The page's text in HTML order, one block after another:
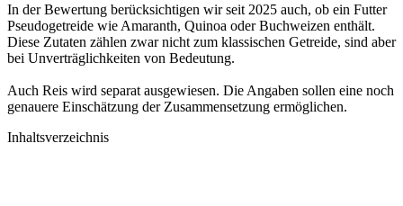
In der Bewertung berücksichtigen wir seit 2025 auch, ob ein Futter
Pseudogetreide wie Amaranth, Quinoa oder Buchweizen enthält.
Diese Zutaten zählen zwar nicht zum klassischen Getreide, sind aber
bei Unverträglichkeiten von Bedeutung.
Auch Reis wird separat ausgewiesen. Die Angaben sollen eine noch
genauere Einschätzung der Zusammensetzung ermöglichen.
Inhaltsverzeichnis​